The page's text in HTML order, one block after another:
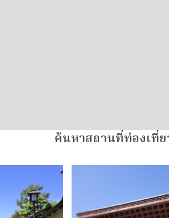
ค้นหาสถานที่ท่องเที่ย